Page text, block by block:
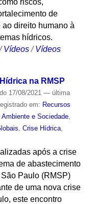
riscos,
de
direito humano à
hídricos.
Vídeos /Vídeos
na RMSP
17/08/2021 — última
em: Recursos
e Sociedade,
Crise Hídrica,
após a crise
de abastecimento
Paulo (RMSP)
de uma nova crise
este encontro